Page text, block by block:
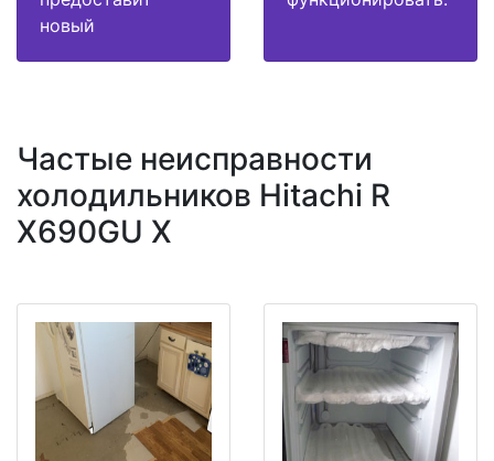
новый
Частые неисправности
холодильников Hitachi R
X690GU X